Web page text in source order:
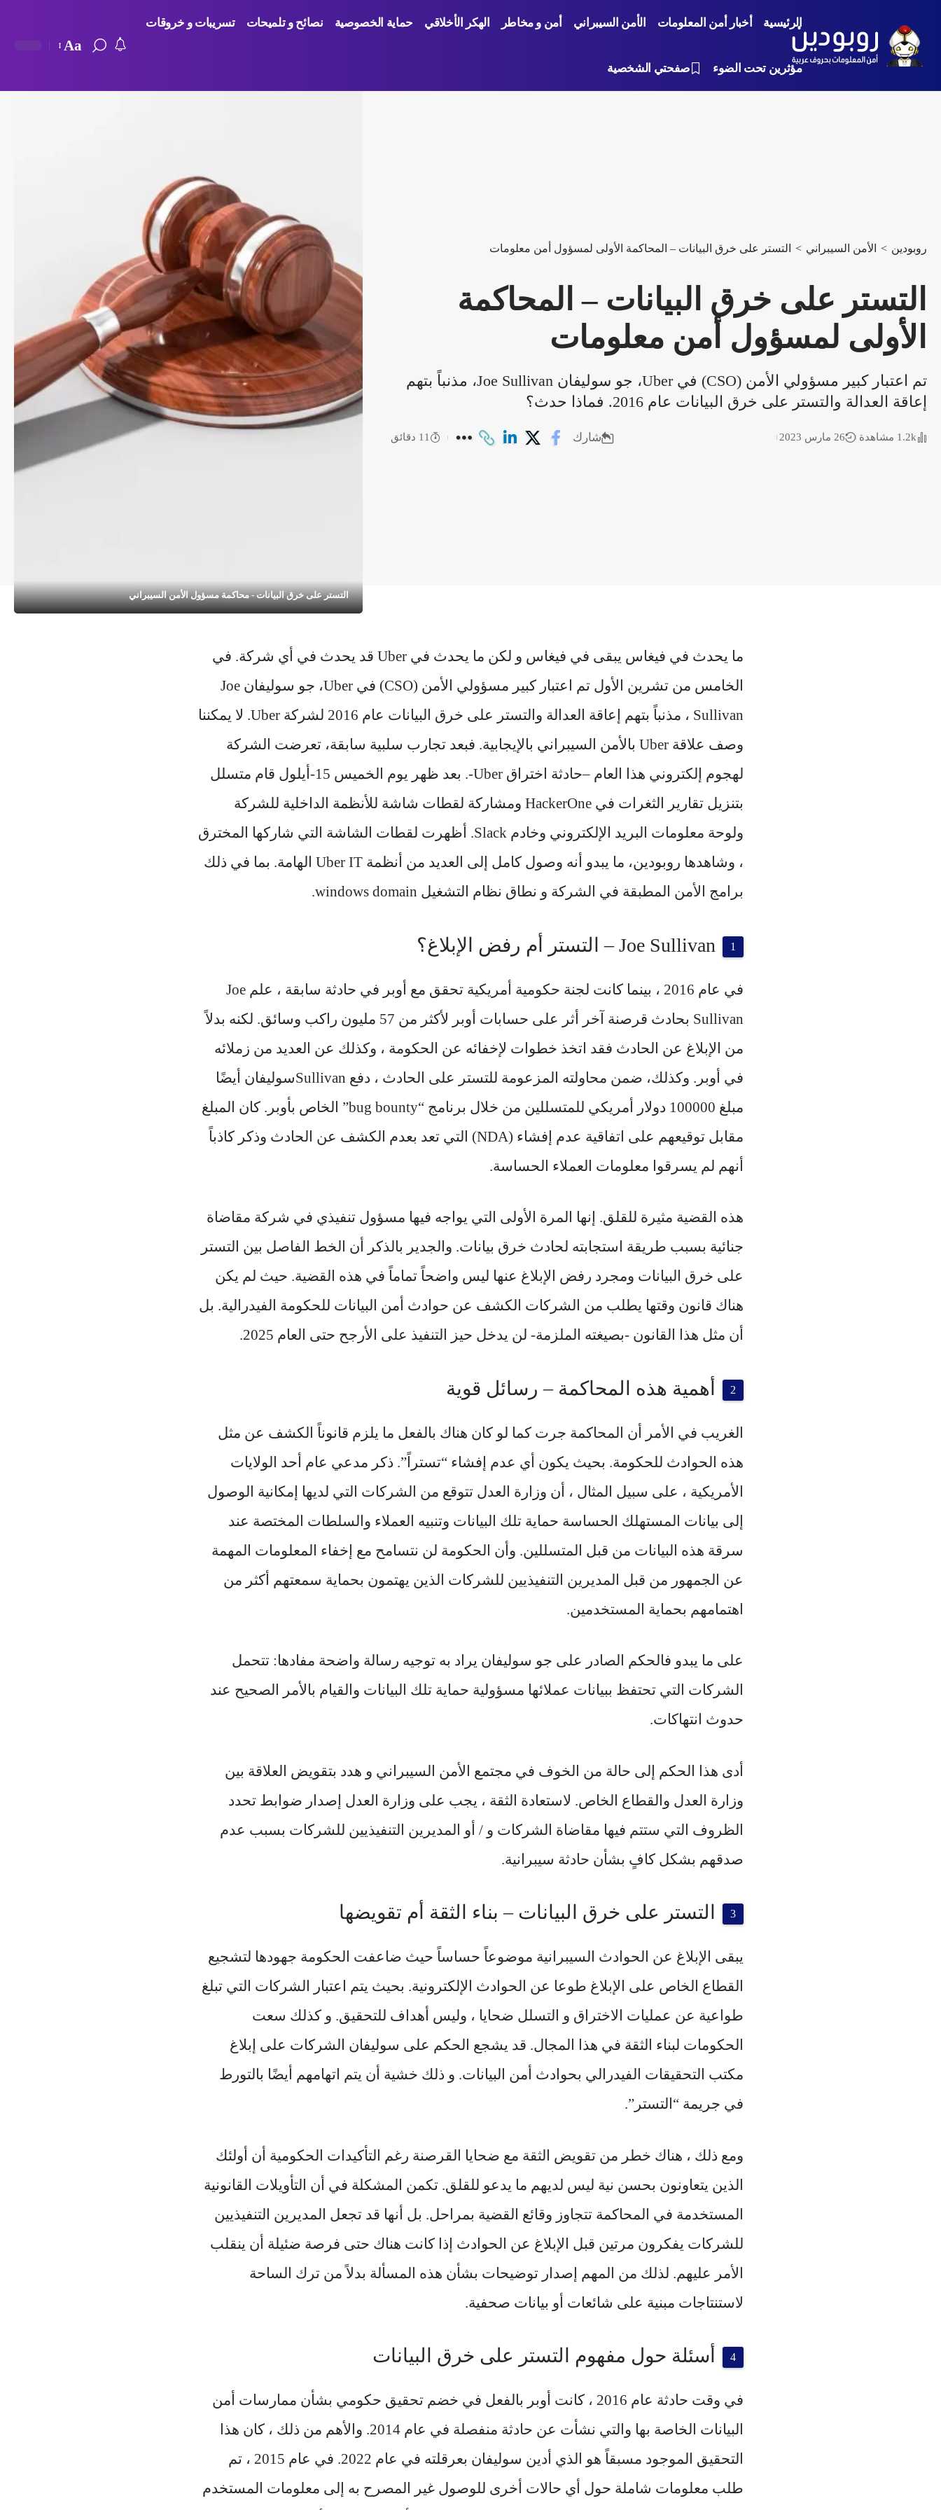
الرئيسية أخبار أمن المعلومات الأمن السيبراني أمن و مخاطر الهكر الأخلاقي حماية الخصوصية نصائح و تلميحات تسريبات و خروقات
مؤثرين تحت الضوء صفحتي الشخصية
Aa
روبودين > الأمن السيبراني > التستر على خرق البيانات – المحاكمة الأولى لمسؤول أمن معلومات
التستر على خرق البيانات – المحاكمة
الأولى لمسؤول أمن معلومات
تم اعتبار كبير مسؤولي الأمن (CSO) في Uber، جو سوليفان Joe Sullivan، مذنباً بتهم
إعاقة العدالة والتستر على خرق البيانات عام 2016. فماذا حدث؟
1.2k مشاهدة 26 مارس 2023 شارك 11 دقائق
التستر على خرق البيانات - محاكمة مسؤول الأمن السيبراني
ما يحدث في فيغاس يبقى في فيغاس و لكن ما يحدث في Uber قد يحدث في أي شركة. في
الخامس من تشرين الأول تم اعتبار كبير مسؤولي الأمن (CSO) في Uber، جو سوليفان Joe
Sullivan ، مذنباً بتهم
إعاقة العدالة
والتستر على خرق البيانات عام 2016 لشركة Uber. لا يمكننا
وصف علاقة Uber بالأمن السيبراني بالإيجابية. فبعد تجارب سلبية سابقة، تعرضت الشركة
لهجوم إلكتروني هذا العام –حادثة اختراق Uber
-. بعد ظهر يوم الخميس 15-أيلول قام متسلل
بتنزيل تقارير الثغرات في HackerOne ومشاركة لقطات شاشة للأنظمة الداخلية للشركة
ولوحة معلومات البريد الإلكتروني وخادم Slack. أظهرت لقطات الشاشة التي شاركها المخترق
، وشاهدها
روبودين، ما يبدو أنه وصول كامل إلى العديد من أنظمة Uber IT الهامة. بما في ذلك
برامج الأمن المطبقة في الشركة و نطاق نظام التشغيل windows domain.
Joe Sullivan – التستر أم رفض الإبلاغ؟
في عام 2016 ، بينما كانت لجنة حكومية أمريكية تحقق مع أوبر في حادثة سابقة ، علم Joe
Sullivan بحادث قرصنة آخر أثر على حسابات أوبر لأكثر من 57 مليون راكب وسائق. لكنه بدلاً
من الإبلاغ عن الحادث فقد اتخذ خطوات لإخفائه عن الحكومة ، وكذلك عن العديد من زملائه
في أوبر. وكذلك، ضمن محاولته المزعومة للتستر على الحادث ، دفع Sullivanسوليفان أيضًا
مبلغ 100000 دولار أمريكي للمتسللين من خلال برنامج “bug bounty” الخاص بأوبر. كان المبلغ
مقابل توقيعهم على اتفاقية عدم إفشاء (NDA) التي تعد بعدم الكشف عن الحادث وذكر كاذباً
أنهم لم يسرقوا معلومات العملاء الحساسة.
هذه القضية مثيرة للقلق. إنها المرة الأولى التي يواجه فيها مسؤول تنفيذي في شركة مقاضاة
جنائية بسبب طريقة استجابته لحادث خرق بيانات. والجدير بالذكر أن الخط الفاصل بين التستر
على خرق البيانات ومجرد رفض الإبلاغ عنها ليس واضحاً تماماً في هذه القضية. حيث لم يكن
هناك قانون وقتها يطلب من الشركات الكشف عن حوادث أمن البيانات للحكومة الفيدرالية. بل
أن مثل هذا القانون -بصيغته الملزمة- لن يدخل حيز التنفيذ على الأرجح حتى العام 2025.
أهمية هذه المحاكمة – رسائل قوية
الغريب في الأمر أن المحاكمة جرت كما لو كان هناك بالفعل ما يلزم قانوناً الكشف عن مثل
هذه الحوادث للحكومة. بحيث يكون أي عدم إفشاء “تستراً”. ذكر مدعي عام أحد الولايات
الأمريكية ، على سبيل المثال ، أن وزارة العدل تتوقع من الشركات التي لديها إمكانية الوصول
إلى بيانات المستهلك الحساسة حماية تلك البيانات وتنبيه العملاء والسلطات المختصة عند
سرقة هذه البيانات من قبل المتسللين. وأن الحكومة لن نتسامح مع إخفاء المعلومات المهمة
عن الجمهور من قبل المديرين التنفيذيين للشركات الذين يهتمون بحماية سمعتهم أكثر من
اهتمامهم بحماية المستخدمين.
على ما يبدو فالحكم الصادر على جو سوليفان يراد به توجيه رسالة واضحة مفادها: تتحمل
الشركات التي تحتفظ ببيانات عملائها مسؤولية حماية تلك البيانات والقيام بالأمر الصحيح عند
حدوث انتهاكات.
أدى هذا الحكم إلى حالة من الخوف في مجتمع الأمن السيبراني و هدد بتقويض العلاقة بين
وزارة العدل والقطاع الخاص. لاستعادة الثقة ، يجب على وزارة العدل إصدار ضوابط تحدد
الظروف التي ستتم فيها مقاضاة الشركات و / أو المديرين التنفيذيين للشركات بسبب عدم
صدقهم بشكل كافٍ بشأن حادثة سيبرانية.
التستر على خرق البيانات – بناء الثقة أم تقويضها
يبقى الإبلاغ عن الحوادث السيبرانية موضوعاً حساساً حيث ضاعفت الحكومة جهودها لتشجيع
القطاع الخاص على الإبلاغ طوعا عن الحوادث الإلكترونية. بحيث يتم اعتبار الشركات التي تبلغ
طواعية عن عمليات الاختراق و التسلل ضحايا ، وليس أهداف للتحقيق. و كذلك سعت
الحكومات لبناء الثقة في هذا المجال. قد يشجع الحكم على سوليفان الشركات على إبلاغ
مكتب التحقيقات الفيدرالي بحوادث أمن البيانات. و ذلك خشية أن يتم اتهامهم أيضًا بالتورط
في جريمة “التستر”.
ومع ذلك ، هناك خطر من تقويض الثقة مع ضحايا القرصنة رغم التأكيدات الحكومية أن أولئك
الذين يتعاونون بحسن نية ليس لديهم ما يدعو للقلق. تكمن المشكلة في أن التأويلات القانونية
المستخدمة في المحاكمة تتجاوز وقائع القضية بمراحل. بل أنها قد تجعل المديرين التنفيذيين
للشركات يفكرون مرتين قبل الإبلاغ عن الحوادث إذا كانت هناك حتى فرصة ضئيلة أن ينقلب
الأمر عليهم. لذلك من المهم إصدار توضيحات بشأن هذه المسألة بدلاً من ترك الساحة
لاستنتاجات مبنية على شائعات أو بيانات صحفية.
أسئلة حول مفهوم التستر على خرق البيانات
في وقت حادثة عام 2016 ، كانت أوبر بالفعل في خضم تحقيق حكومي بشأن ممارسات أمن
البيانات الخاصة بها والتي نشأت عن حادثة منفصلة في عام 2014. والأهم من ذلك ، كان هذا
التحقيق الموجود مسبقاً هو الذي أدين سوليفان بعرقلته في عام 2022. في عام 2015 ، تم
طلب معلومات شاملة حول أي حالات أخرى للوصول غير المصرح به إلى معلومات المستخدم